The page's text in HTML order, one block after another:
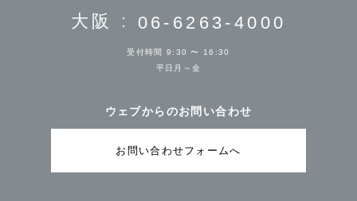
大阪 : 06-6263-4000
受付時間 9:30 〜 16:30
平日月～金
ウェブからのお問い合わせ
お問い合わせフォームへ